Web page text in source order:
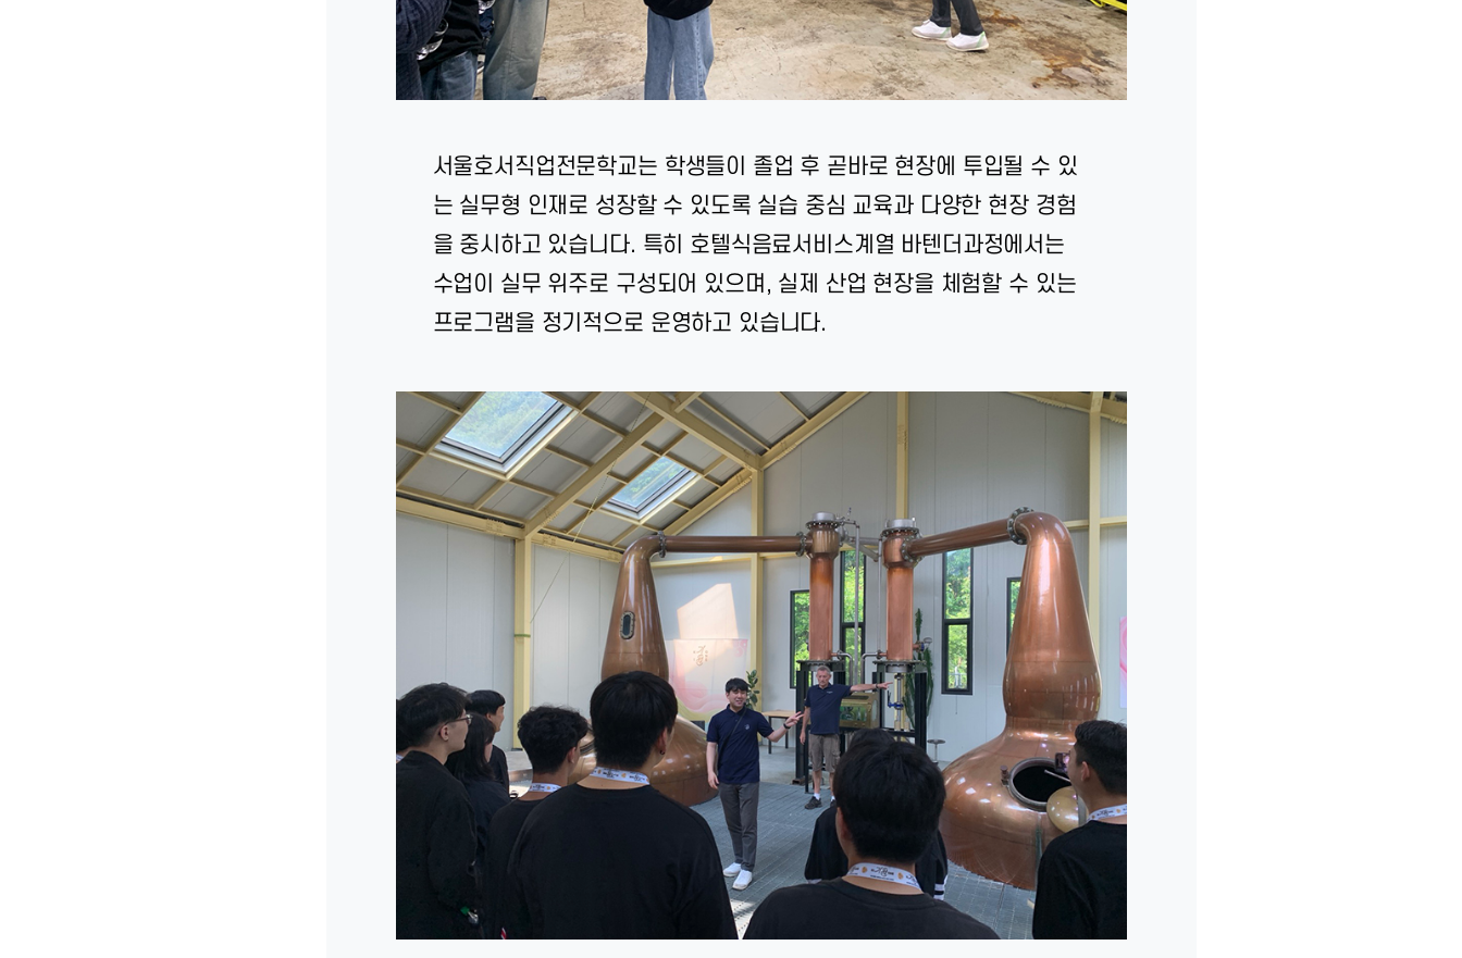
서울호서직업전문학교는 학생들이 졸업 후 곧바로 현장에 투입될 수 있
는 실무형 인재로 성장할 수 있도록 실습 중심 교육과 다양한 현장 경험
을 중시하고 있습니다. 특히 호텔식음료서비스계열 바텐더과정에서는
수업이 실무 위주로 구성되어 있으며, 실제 산업 현장을 체험할 수 있는
프로그램을 정기적으로 운영하고 있습니다.